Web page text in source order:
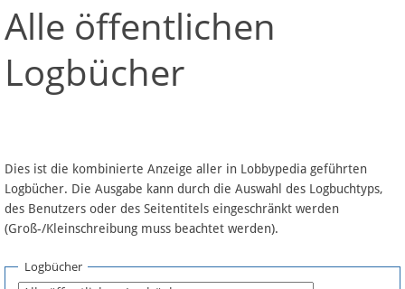
Navigation
Über Lobbypedia
Artikel nach Kategorien
FAQ
Alle öffentlichen
Logbücher
Dies ist die kombinierte Anzeige aller in Lobbypedia geführten
Logbücher. Die Ausgabe kann durch die Auswahl des Logbuchtyps,
des Benutzers oder des Seitentitels eingeschränkt werden
(Groß-/Kleinschreibung muss beachtet werden).
Logbücher